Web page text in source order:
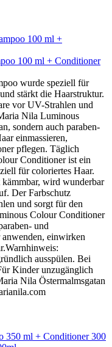
100 ml + Conditioner
wurde speziell für
stärkt die Haarstruktur.
vor UV-Strahlen und
Nila Luminous
sondern auch paraben-
einmassieren,
pflegen. Täglich
Conditioner ist ein
für coloriertes Haar.
wird wunderbar
Der Farbschutz
und sorgt für den
Colour Conditioner
und
einwirken
ausspülen. Bei
Kinder unzugänglich
Nila Östermalmsgatan